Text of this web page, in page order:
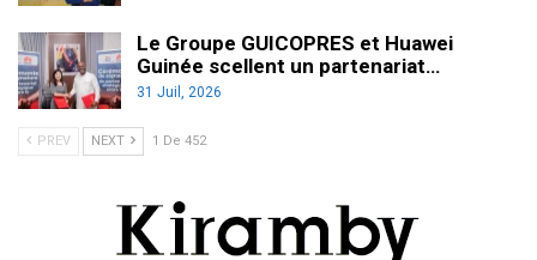
Le Groupe GUICOPRES et Huawei
Guinée scellent un partenariat…
31 Juil, 2026
PREV NEXT 1 De 452